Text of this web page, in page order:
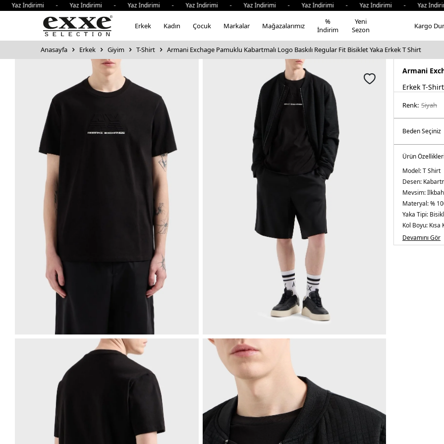
İndirimi - Yaz İndirimi - Yaz İndirimi - Yaz İndirimi - Yaz İndirimi - Yaz İndirimi - Yaz İndirimi - Yaz
Erkek Kadın Çocuk Markalar Mağazalarımız
%
İndirim
Yeni
Sezon
Kargo
Anasayfa Erkek Giyim T-Shirt Armani Exchage Pamuklu Kabartmalı Logo Baskılı Regular Fit Bisiklet Yaka Erkek T Shirt
Armani
Erkek T-Shirt
Renk: si̇yah
Ürün Özellikleri
Model:T Shirt
Desen:
Mevsim:
Materyal:%
Yaka Tipi:
Kol Boyu: Kısa
Kalıp Bilgisi:
Menşei:
Devamını Gör